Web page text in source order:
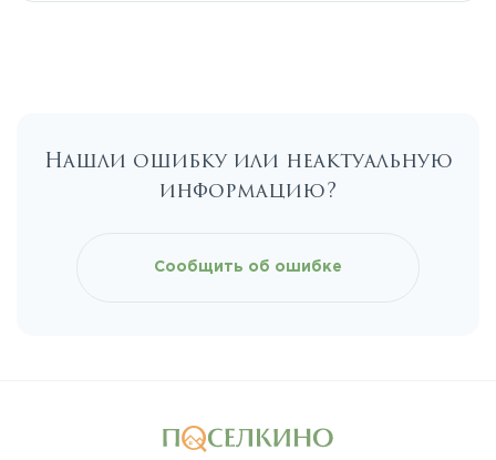
Каширское
Нашли ошибку или неактуальную
информацию?
Сообщить об ошибке